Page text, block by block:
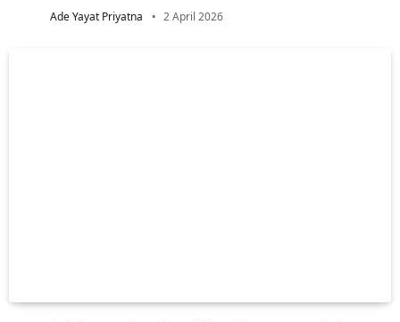
Ade Yayat Priyatna 2 April 2026